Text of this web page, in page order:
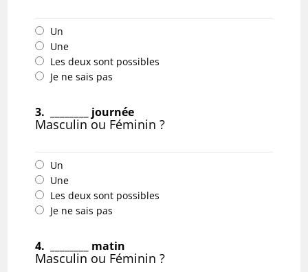
Un
Une
Les deux sont possibles
Je ne sais pas
3. ________ journée
Masculin ou Féminin ?
Un
Une
Les deux sont possibles
Je ne sais pas
4. ________ matin
Masculin ou Féminin ?